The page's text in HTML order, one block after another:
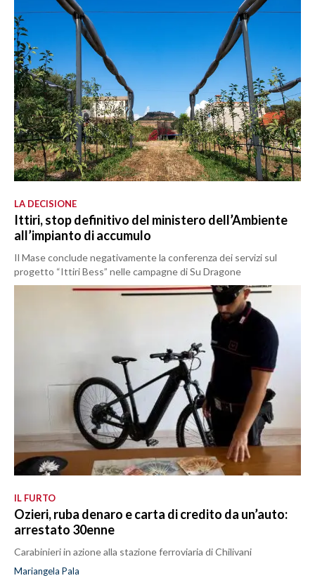
LA DECISIONE
Ittiri, stop definitivo del ministero dell’Ambiente
all’impianto di accumulo
Il Mase conclude negativamente la conferenza dei servizi sul
progetto “Ittiri Bess” nelle campagne di Su Dragone
IL FURTO
Ozieri, ruba denaro e carta di credito da un’auto:
arrestato 30enne
Carabinieri in azione alla stazione ferroviaria di Chilivani
Mariangela Pala